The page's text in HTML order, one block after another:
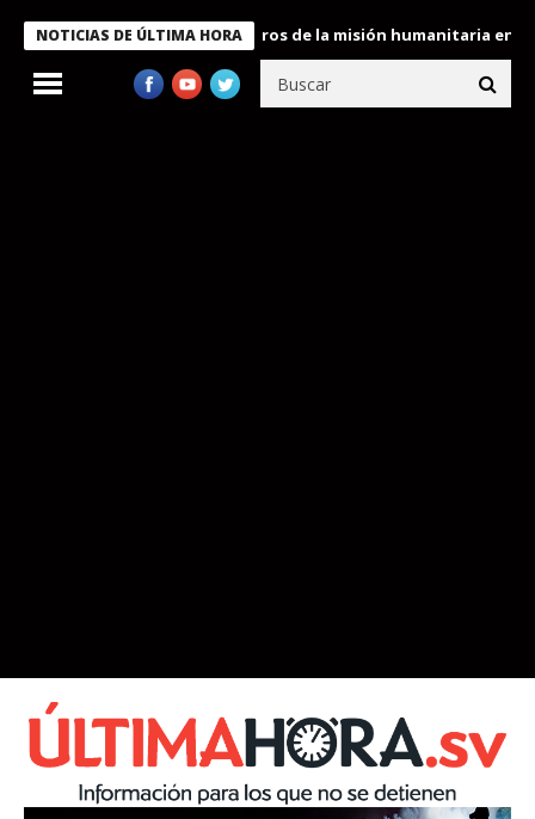
NOTICIAS DE ÚLTIMA HORA
condecora a miembros de la misión humanitaria enviada a